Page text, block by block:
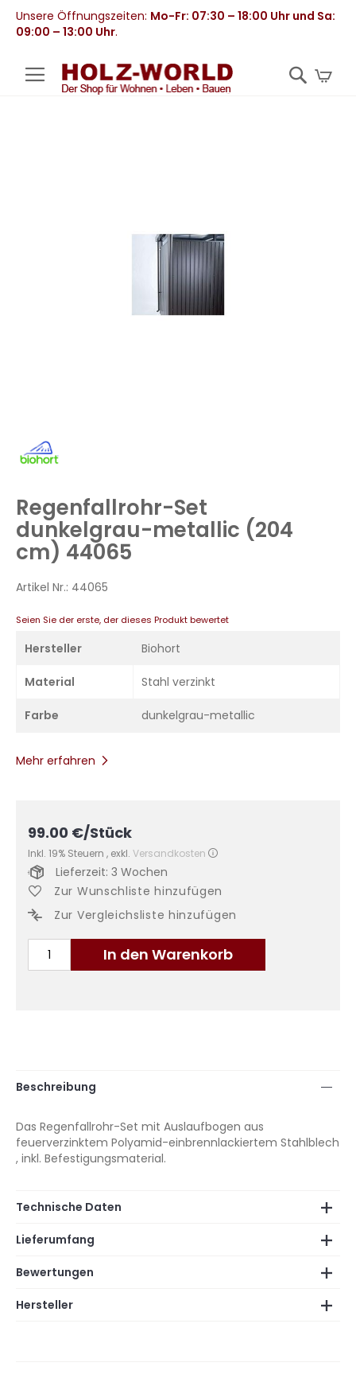
Unsere Öffnungszeiten: Mo-Fr: 07:30 – 18:00 Uhr und Sa:
09:00 – 13:00 Uhr.
Zum
Anfang
springen
Regenfallrohr-Set
dunkelgrau-metallic (204
cm) 44065
Artikel Nr.: 44065
Seien Sie der erste, der dieses Produkt bewertet
Hersteller Biohort
Material Stahl verzinkt
Farbe dunkelgrau-metallic
Mehr erfahren
99.00 €/Stück
Inkl. 19% Steuern , exkl. Versandkosten
In den Warenkorb
Lieferzeit: 3 Wochen
Zur Wunschliste hinzufügen
Zur Vergleichsliste hinzufügen
Beschreibung
Das Regenfallrohr-Set mit Auslaufbogen aus
feuerverzinktem Polyamid-einbrennlackiertem Stahlblech
, inkl. Befestigungsmaterial.
Technische Daten
Lieferumfang
Bewertungen
Hersteller